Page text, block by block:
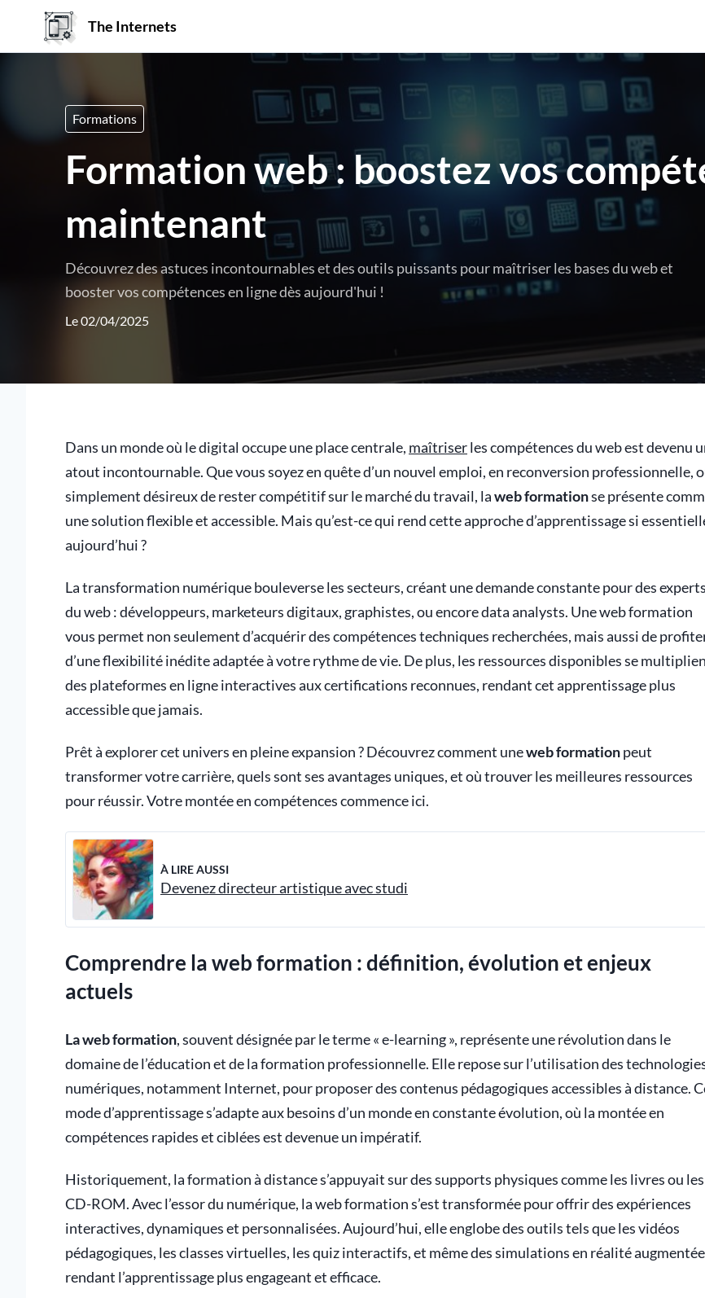
The Internets
Formations
Formation web : boostez vos
maintenant
Découvrez des astuces incontournables et des outils puissants pour maîtriser les bases du web et
booster vos compétences en ligne dès aujourd'hui !
Le 02/04/2025
Dans un monde où le digital occupe une place centrale, maîtriserles compétences du web est devenu
atout incontournable. Que vous soyez en quête d’un nouvel emploi, en reconversion professionnelle,
simplement désireux de rester compétitif sur le marché du travail, laweb formationse présente
une solution flexible et accessible. Mais qu’est-ce qui rend cette approche d’apprentissage si
aujourd’hui ?
La transformation numérique bouleverse les secteurs, créant une demande constante pour des experts
du web : développeurs, marketeurs digitaux, graphistes, ou encore data analysts. Une web formation
vous permet non seulement d’acquérir des compétences techniques recherchées, mais aussi de
d’une flexibilité inédite adaptée à votre rythme de vie. De plus, les ressources disponibles se
des plateformes en ligne interactives aux certifications reconnues, rendant cet apprentissage plus
accessible que jamais.
Prêt à explorer cet univers en pleine expansion ? Découvrez comment uneweb formationpeut
transformer votre carrière, quels sont ses avantages uniques, et où trouver les meilleures ressources
pour réussir. Votre montée en compétences commence ici.
À LIRE AUSSI
Devenez directeur artistique avec studi
Comprendre la web formation : définition, évolution et enjeux
actuels
La web formation, souvent désignée par le terme « e-learning », représente une révolution dans le
domaine de l’éducation et de la formation professionnelle. Elle repose sur l’utilisation des
numériques, notamment Internet, pour proposer des contenus pédagogiques accessibles à distance.
mode d’apprentissage s’adapte aux besoins d’un monde en constante évolution, où la montée en
compétences rapides et ciblées est devenue un impératif.
Historiquement, la formation à distance s’appuyait sur des supports physiques comme les livres ou les
CD-ROM. Avec l’essor du numérique, la web formation s’est transformée pour offrir des expériences
interactives, dynamiques et personnalisées. Aujourd’hui, elle englobe des outils tels que les vidéos
pédagogiques, les classes virtuelles, les quiz interactifs, et même des simulations en réalité
rendant l’apprentissage plus engageant et efficace.